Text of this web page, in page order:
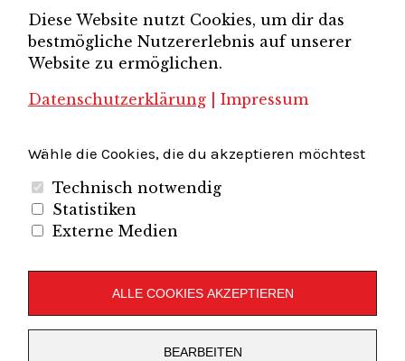
Brandenburg-Berlin e.V.
Unternehmerverband Sachsen e.V. Unternehmervereinigung Uckermark
Unternehmervereinigung Uckermark e.V.
Wirtschaftshof Spandau e.V. Volkswirtschaftlicher Dialog
Unternehmerverband Brandenburg-Berlin e.V.
Folgen Sie uns auf
LinkedInInstagram
Slideshare
Youtube
Diese Website nutzt Cookies, um dir das
bestmögliche Nutzererlebnis auf unserer
Website zu ermöglichen.
Datenschutzerklärung
Impressum
Wähle die Cookies, die du akzeptieren möchtest
Technisch notwendig
Statistiken
Externe Medien
ALLE COOKIES AKZEPTIEREN
BEARBEITEN